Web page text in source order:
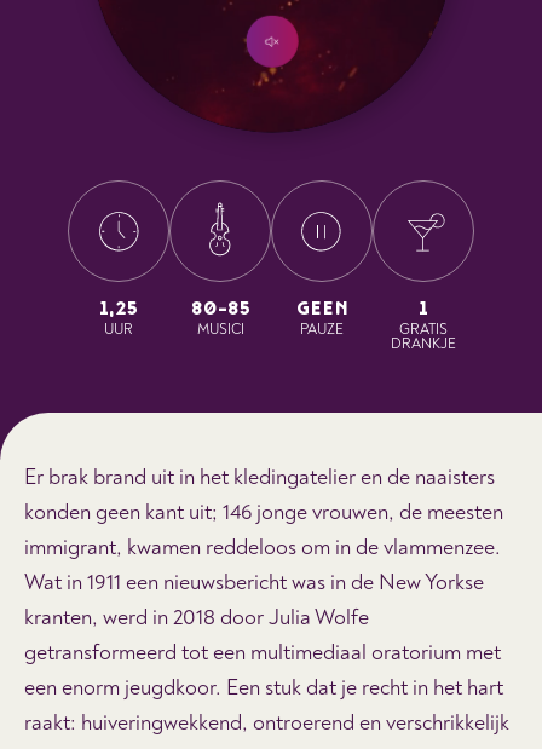
1,25
UUR
80-85
MUSICI
GEEN
PAUZE
1
GRATIS
DRANKJE
Er brak brand uit in het kledingatelier en de naaisters
konden geen kant uit; 146 jonge vrouwen, de meesten
immigrant, kwamen reddeloos om in de vlammenzee.
Wat in 1911 een nieuwsbericht was in de New Yorkse
kranten, werd in 2018 door Julia Wolfe
getransformeerd tot een multimediaal oratorium met
een enorm jeugdkoor. Een stuk dat je recht in het hart
raakt: huiveringwekkend, ontroerend en verschrikkelijk